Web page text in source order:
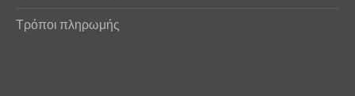
Τρόποι πληρωμής